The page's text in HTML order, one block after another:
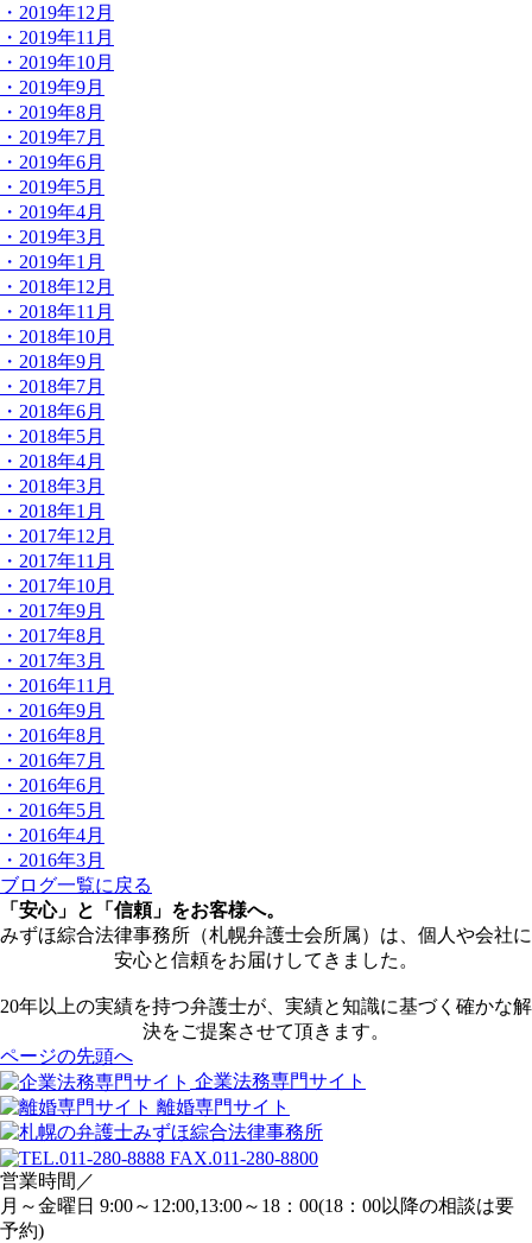
・2019年12月
・2019年11月
・2019年10月
・2019年9月
・2019年8月
・2019年7月
・2019年6月
・2019年5月
・2019年4月
・2019年3月
・2019年1月
・2018年12月
・2018年11月
・2018年10月
・2018年9月
・2018年7月
・2018年6月
・2018年5月
・2018年4月
・2018年3月
・2018年1月
・2017年12月
・2017年11月
・2017年10月
・2017年9月
・2017年8月
・2017年3月
・2016年11月
・2016年9月
・2016年8月
・2016年7月
・2016年6月
・2016年5月
・2016年4月
・2016年3月
ブログ一覧に戻る
「安心」と「信頼」をお客様へ。
みずほ綜合法律事務所（札幌弁護士会所属）は、個人や会社に
安心と信頼をお届けしてきました。
20年以上の実績を持つ弁護士が、実績と知識に基づく確かな解
決をご提案させて頂きます。
ページの先頭へ
企業法務専門サイト
離婚専門サイト
営業時間／
月～金曜日 9:00～12:00,13:00～18：00(18：00以降の相談は要
予約)